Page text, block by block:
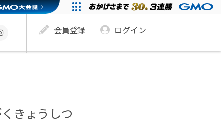
会員登録 ログイン
きょうしつ